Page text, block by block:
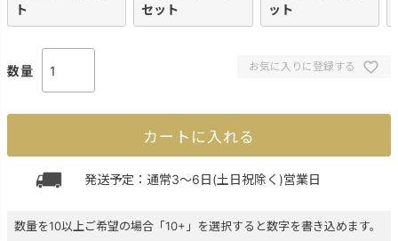
ト
セット
ット
お気に入りに登録する
カートに入れる
発送予定：通常3～6日(土日祝除く)営業日
数量を10以上ご希望の場合「10+」を選択すると数字を書き込めます。